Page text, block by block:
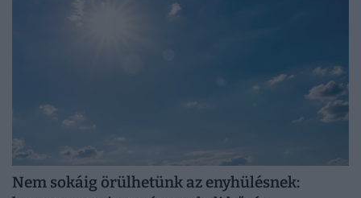
Nem sokáig örülhetünk az enyhülésnek: